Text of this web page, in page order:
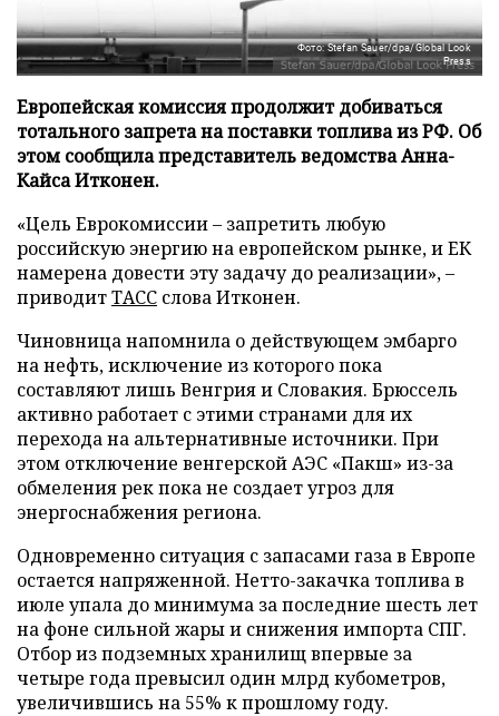
Фото: Stefan Sauer/dpa/Global Look
Press
Европейская комиссия продолжит добиваться
тотального запрета на поставки топлива из РФ. Об
этом сообщила представитель ведомства Анна-
Кайса Итконен.
«Цель Еврокомиссии – запретить любую
российскую энергию на европейском рынке, и ЕК
намерена довести эту задачу до реализации», –
приводитТАСС слова Итконен.
Чиновница напомнила о действующем эмбарго
на нефть, исключение из которого пока
составляют лишь Венгрия и Словакия. Брюссель
активно работает с этими странами для их
перехода на альтернативные источники. При
этом отключение венгерской АЭС «Пакш» из-за
обмеления рек пока не создает угроз для
энергоснабжения региона.
Одновременно ситуация с запасами газа в Европе
остается напряженной. Нетто-закачка топлива в
июле упала до минимума за последние шесть лет
на фоне сильной жары и снижения импорта СПГ.
Отбор из подземных хранилищ впервые за
четыре года превысил один млрд кубометров,
увеличившись на 55% к прошлому году.